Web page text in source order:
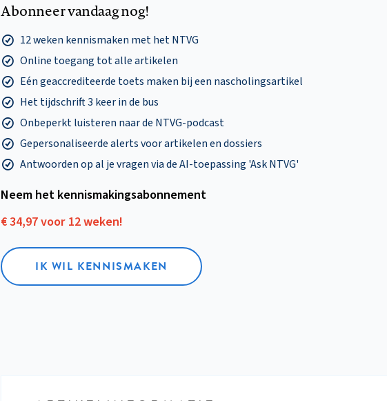
Abonneer vandaag nog!
12 weken kennismaken met het NTVG
Online toegang tot alle artikelen
Eén geaccrediteerde toets maken bij een nascholingsartikel
Het tijdschrift 3 keer in de bus
Onbeperkt luisteren naar de NTVG-podcast
Gepersonaliseerde alerts voor artikelen en dossiers
Antwoorden op al je vragen via de AI-toepassing 'Ask NTVG'
Neem het kennismakings­abonnement
€ 34,97 voor 12 weken!
IK WIL KENNISMAKEN